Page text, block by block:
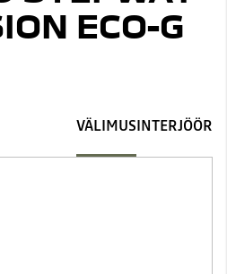
ECO-G
VÄLIMUSINTERJÖÖR